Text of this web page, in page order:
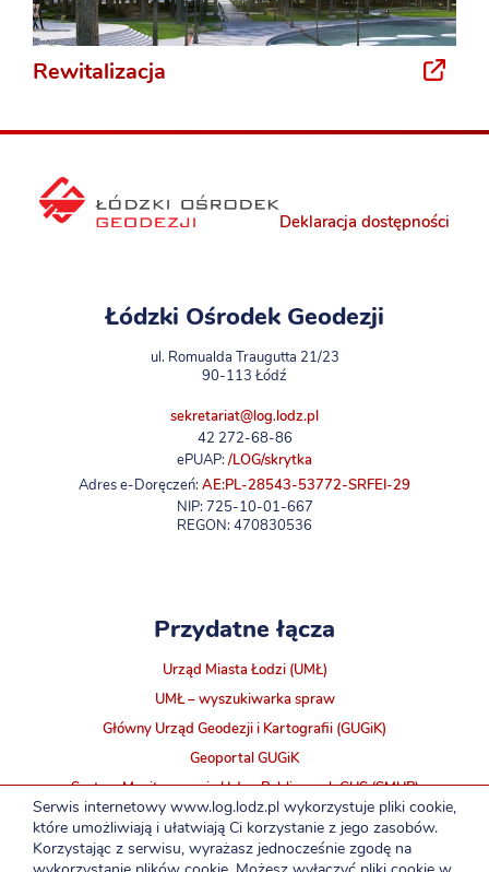
Rewitalizacja
Deklaracja dostępności
Łódzki Ośrodek Geodezji
ul. Romualda Traugutta 21/23
90-113 Łódź
sekretariat@log.lodz.pl
42 272-68-86
ePUAP: /LOG/skrytka
Adres e-Doręczeń: AE:PL-28543-53772-SRFEI-29
NIP: 725-10-01-667
REGON: 470830536
Przydatne łącza
Urząd Miasta Łodzi (UMŁ)
UMŁ – wyszukiwarka spraw
Główny Urząd Geodezji i Kartografii (GUGiK)
Geoportal GUGiK
System Monitorowania Usług Publicznych GUS (SMUP)
INTRA ŁOG
Serwis internetowy www.log.lodz.pl wykorzystuje pliki cookie,
które umożliwiają i ułatwiają Ci korzystanie z jego zasobów.
Korzystając z serwisu, wyrażasz jednocześnie zgodę na